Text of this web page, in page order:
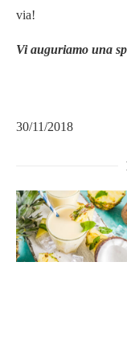
via!
Vi auguriamo una
30/11/2018